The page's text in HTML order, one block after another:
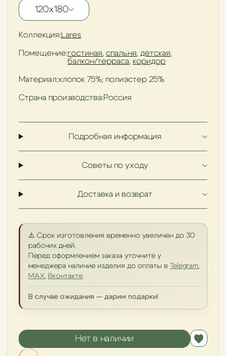
120х180
Коллекция: Lares
Помещение:гостиная, спальня, детская,
балкон/терраса, коридор
Материал:хлопок 75%; полиэстер 25%
Страна производства:Россия
Подробная информация
Советы по уходу
Доставка и возврат
⚠️ Срок изготовления временно увеличен до 30
рабочих дней.
Перед оформлением заказа уточните у
менеджера наличие изделия до оплаты в
Telegram,
MAX, Вконтакте
В случае ожидания — дарим подарки!
Нет в наличии